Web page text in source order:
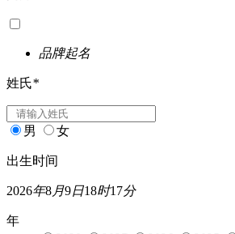
品牌起名
姓氏*
男 女
出生时间
2026年8月9日18时17分
年